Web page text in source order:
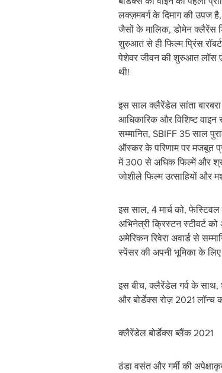
लक्ज़मबर्ग के दिमाग की उपज
जैसों के मालिक, डोमेन क्लैरेंस
शुरुआत से ही फिल्म प्रिंस
पेशेवर जीवन की शुरुआत
थी!
इस साल क्लैरेंडेल सांता
आधिकारिक और विशिष्ट वाइन
सम्मानित, SBIFF 35 साल
ऑस्कर के परिणाम पर मजबूत
में 300 से अधिक फिल्में और
जोशीले फिल्म उत्साहियों और
इस साल, 4 मार्च को, फेस्टिवल
अभिनेत्री क्रिस्टन स्टीवर्ट
अमेरिकन रिवेरा अवार्ड से
स्पेंसर की अपनी भूमिका के
इस बीच, क्लैरेंडेल गर्व के साथ,
और बोर्डेक्स रोज़ 2021 लॉन्च
क्लैरेंडेल बोर्डेक्स ब्लैंक 2021
ठंडा वसंत और गर्मी की